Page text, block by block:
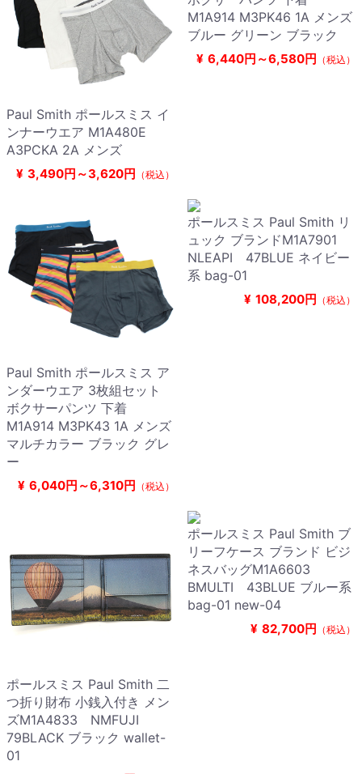
Paul Smith ポールスミス イ
ンナーウエア M1A480E
A3PCKA 2A メンズ
¥ 3,490円～3,620円 （税込）
M1A914 M3PK46 1A メンズ
ブルー グリーン ブラック
¥ 6,440円～6,580円 （税込）
Paul Smith ポールスミス ア
ンダーウエア 3枚組セット
ボクサーパンツ 下着
M1A914 M3PK43 1A メンズ
マルチカラー ブラック グレ
ー
¥ 6,040円～6,310円 （税込）
ポールスミス Paul Smith リ
ュック ブランドM1A7901
NLEAPI 47BLUE ネイビー
系 bag-01
¥ 108,200円 （税込）
ポールスミス Paul Smith 二
つ折り財布 小銭入付き メン
ズM1A4833 NMFUJI
79BLACK ブラック wallet-
01
ポールスミス Paul Smith ブ
リーフケース ブランド ビジ
ネスバッグM1A6603
BMULTI 43BLUE ブルー系
bag-01 new-04
¥ 82,700円 （税込）